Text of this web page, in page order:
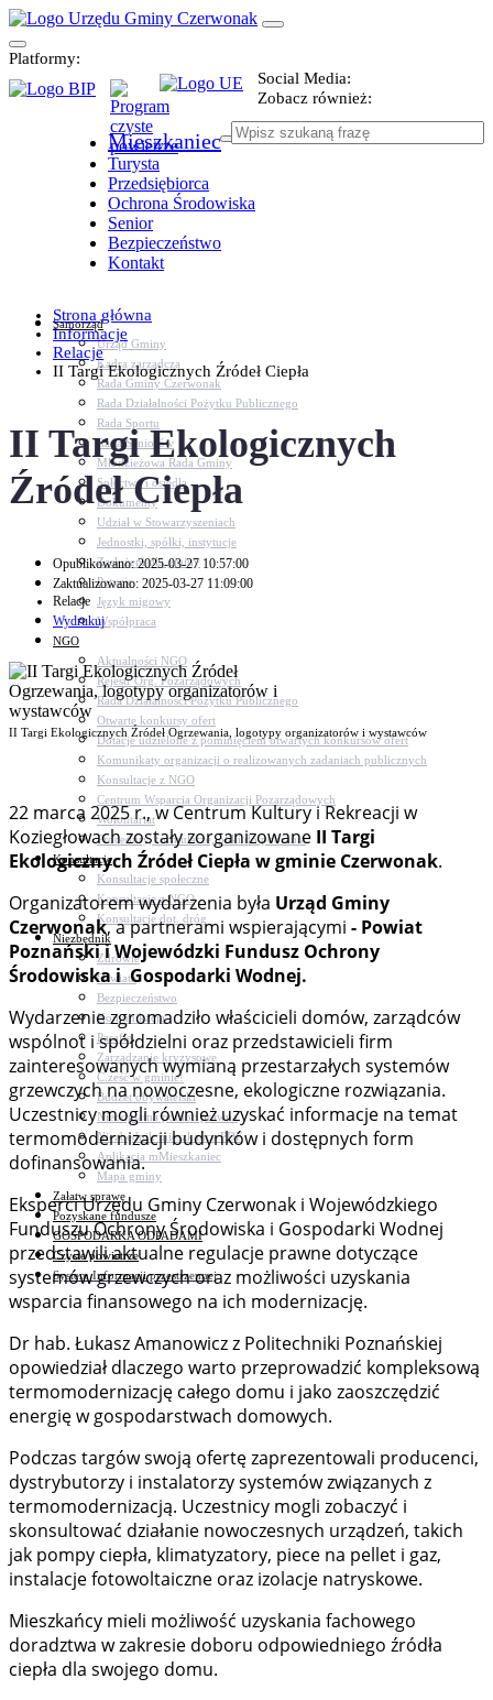
Platformy:
Social Media:
Zobacz również:
Mieszkaniec
Turysta
Przedsiębiorca
Ochrona Środowiska
Senior
Bezpieczeństwo
Kontakt
Samorząd
Urząd Gminy
Kadra zarządcza
Rada Gminy Czerwonak
Rada Działalności Pożytku Publicznego
Rada Sportu
Rada Seniorów
Młodzieżowa Rada Gminy
Sołectwa i osiedla
Dokumenty
Udział w Stowarzyszeniach
Jednostki, spółki, instytucje
Zasłużeni dla gminy
Petycje
Język migowy
Współpraca
NGO
Aktualności NGO
Rejestr Org. Pozarządowych
Rada Działalności Pożytku Publicznego
Otwarte konkursy ofert
Dotacje udzielone z pominięciem otwartych konkursów ofert
Komunikaty organizacji o realizowanych zadaniach publicznych
Konsultacje z NGO
Centrum Wsparcia Organizacji Pozarządowych
Wolontariat
Procedury, formularze, pliki do pobrania
Konsultacje
Konsultacje społeczne
Konsultacje z NGO
Konsultacje dot. dróg
Niezbędnik
Zdrowie
Oświata
Bezpieczeństwo
Komunikacja
Parafie
Zarządzanie kryzysowe
C.ześć w gminie!
Budżet obywatelski
Nieodpłatna pomoc prawna
Niezbędnik mieszkańca PDF
Aplikacja mMieszkaniec
Mapa gminy
Załatw sprawę
Pozyskane fundusze
GOSPODARKA ODPADAMI
Czyste powietrze
System Informacji przestrzennej
Strona główna
Informacje
Relacje
II Targi Ekologicznych Źródeł Ciepła
II Targi Ekologicznych
Źródeł Ciepła
Opublikowano: 2025-03-27 10:57:00
Zaktualizowano: 2025-03-27 11:09:00
Relacje
Wydrukuj
II Targi Ekologicznych Źródeł Ogrzewania, logotypy organizatorów i wystawców
22 marca 2025 r., w Centrum Kultury i Rekreacji w
Koziegłowach zostały zorganizowane II Targi
Ekologicznych Źródeł Ciepła w gminie Czerwonak.
Organizatorem wydarzenia była Urząd Gminy
Czerwonak, a partnerami wspierającymi - Powiat
Poznański i Wojewódzki Fundusz Ochrony
Środowiska i Gospodarki Wodnej.
Wydarzenie zgromadziło właścicieli domów, zarządców
wspólnot i spółdzielni oraz przedstawicieli firm
zainteresowanych wymianą przestarzałych systemów
grzewczych na nowoczesne, ekologiczne rozwiązania.
Uczestnicy mogli również uzyskać informacje na temat
termomodernizacji budynków i dostępnych form
dofinansowania.
Eksperci Urzędu Gminy Czerwonak i Wojewódzkiego
Funduszu Ochrony Środowiska i Gospodarki Wodnej
przedstawili aktualne regulacje prawne dotyczące
systemów grzewczych oraz możliwości uzyskania
wsparcia finansowego na ich modernizację.
Dr hab. Łukasz Amanowicz z Politechniki Poznańskiej
opowiedział dlaczego warto przeprowadzić kompleksową
termomodernizację całego domu i jako zaoszczędzić
energię w gospodarstwach domowych.
Podczas targów swoją ofertę zaprezentowali producenci,
dystrybutorzy i instalatorzy systemów związanych z
termomodernizacją. Uczestnicy mogli zobaczyć i
skonsultować działanie nowoczesnych urządzeń, takich
jak pompy ciepła, klimatyzatory, piece na pellet i gaz,
instalacje fotowoltaiczne oraz izolacje natryskowe.
Mieszkańcy mieli możliwość uzyskania fachowego
doradztwa w zakresie doboru odpowiedniego źródła
ciepła dla swojego domu.